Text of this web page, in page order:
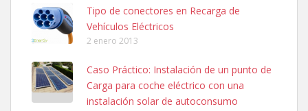
Tipo de conectores en Recarga de
Vehículos Eléctricos
2 enero 2013
Caso Práctico: Instalación de un punto de
Carga para coche eléctrico con una
instalación solar de autoconsumo